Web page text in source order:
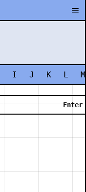
I J K L M